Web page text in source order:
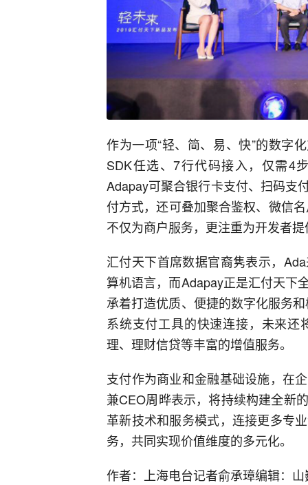
作为一项“轻、简、易、快”的数字
SDK任选、7行代码接入，仅需4
Adapay可聚合银行卡支付、扫码支
付方式，还可叠加聚合鉴权、微信
不仅为商户服务，更注重为开发者
汇付天下首席数据官裔隽表示，
算机语言，而Adapay正是汇付天下
承着打造优质、便捷的数字化服务
系统支付工具的快速连接，未来
理、理财信贷等丰富的增值服务。
支付作为商业和金融基础设施，在
兼CEO周晔表示，将持续构建全新
革新技术和服务模式，连接更多专
务，共同实现价值维度的多元化。
作者：上海电台记者俞承璋编辑：